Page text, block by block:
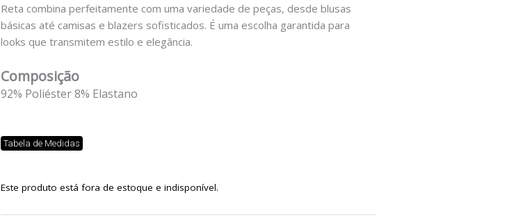
Reta combina perfeitamente com uma variedade de peças, desde blusas
básicas até camisas e blazers sofisticados. É uma escolha garantida para
looks que transmitem estilo e elegância.
Composição
92% Poliéster 8% Elastano
Tabela de Medidas
Este produto está fora de estoque e indisponível.